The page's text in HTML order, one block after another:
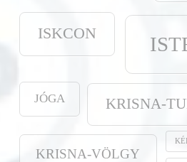
ISKCON
JÓGA KRISNA-
KRISNA-VÖLGY